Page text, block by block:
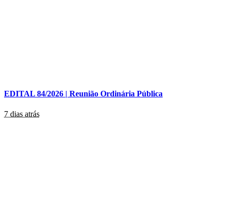
EDITAL 84/2026 | Reunião Ordinária Pública
7 dias atrás